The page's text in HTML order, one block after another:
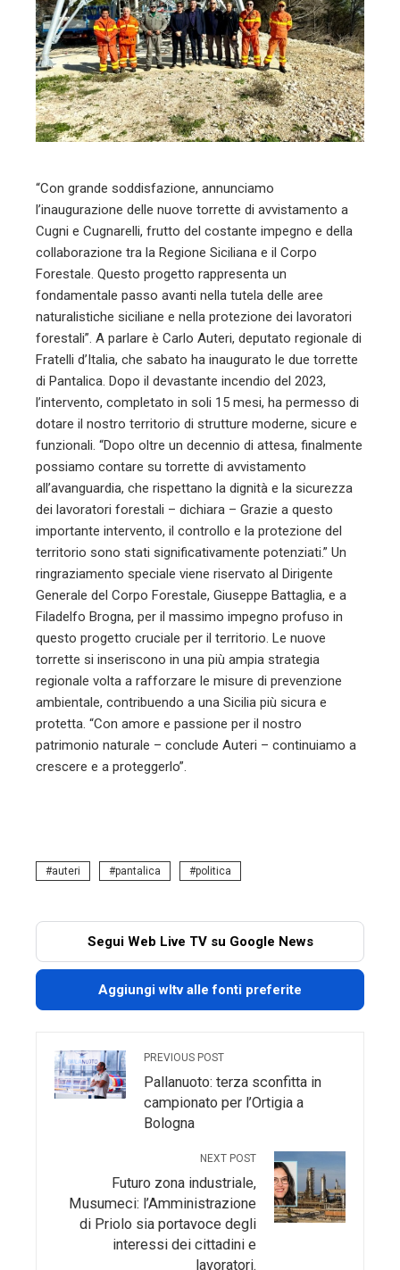
“Con grande soddisfazione, annunciamo
l’inaugurazione delle nuove torrette di avvistamento a
Cugni e Cugnarelli, frutto del costante impegno e della
collaborazione tra la Regione Siciliana e il Corpo
Forestale. Questo progetto rappresenta un
fondamentale passo avanti nella tutela delle aree
naturalistiche siciliane e nella protezione dei lavoratori
forestali”. A parlare è Carlo Auteri, deputato regionale di
Fratelli d’Italia, che sabato ha inaugurato le due torrette
di Pantalica. Dopo il devastante incendio del 2023,
l’intervento, completato in soli 15 mesi, ha permesso di
dotare il nostro territorio di strutture moderne, sicure e
funzionali. “Dopo oltre un decennio di attesa, finalmente
possiamo contare su torrette di avvistamento
all’avanguardia, che rispettano la dignità e la sicurezza
dei lavoratori forestali – dichiara – Grazie a questo
importante intervento, il controllo e la protezione del
territorio sono stati significativamente potenziati.” Un
ringraziamento speciale viene riservato al Dirigente
Generale del Corpo Forestale, Giuseppe Battaglia, e a
Filadelfo Brogna, per il massimo impegno profuso in
questo progetto cruciale per il territorio. Le nuove
torrette si inseriscono in una più ampia strategia
regionale volta a rafforzare le misure di prevenzione
ambientale, contribuendo a una Sicilia più sicura e
protetta. “Con amore e passione per il nostro
patrimonio naturale – conclude Auteri – continuiamo a
crescere e a proteggerlo”.
auteri pantalica politica
Segui Web Live TV su Google News
Aggiungi wltv alle fonti preferite
PREVIOUS POST
Pallanuoto: terza sconfitta in
campionato per l’Ortigia a
Bologna
NEXT POST
Futuro zona industriale,
Musumeci: l’Amministrazione
di Priolo sia portavoce degli
interessi dei cittadini e
lavoratori.